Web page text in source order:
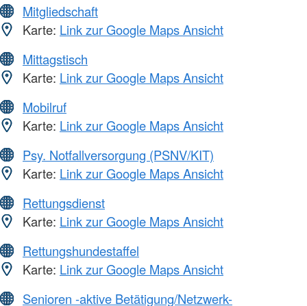
Mitgliedschaft
Karte: Link zur Google Maps Ansicht
Mittagstisch
Karte: Link zur Google Maps Ansicht
Mobilruf
Karte: Link zur Google Maps Ansicht
Psy. Notfallversorgung (PSNV/KIT)
Karte: Link zur Google Maps Ansicht
Rettungsdienst
Karte: Link zur Google Maps Ansicht
Rettungshundestaffel
Karte: Link zur Google Maps Ansicht
Senioren -aktive Betätigung/Netzwerk-